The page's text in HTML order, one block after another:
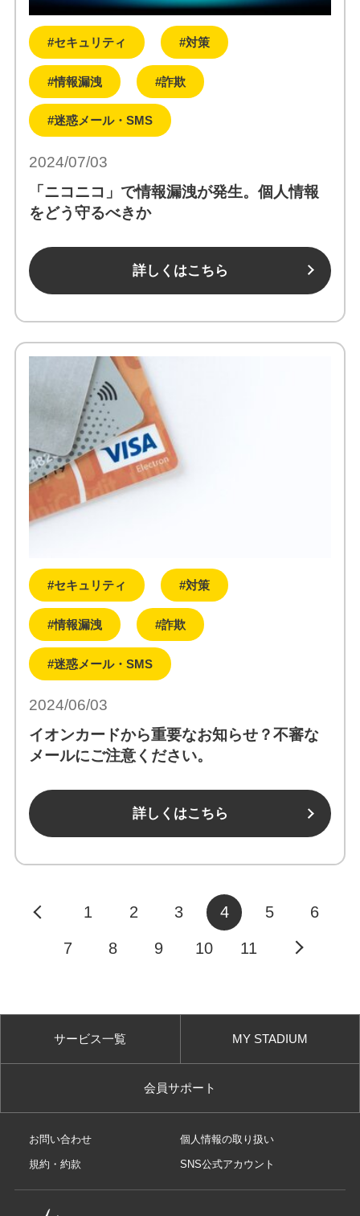
#セキュリティ #対策
#情報漏洩 #詐欺
#迷惑メール・SMS
2024/07/03
「ニコニコ」で情報漏洩が発生。個人情報
をどう守るべきか
詳しくはこちら
#セキュリティ #対策
#情報漏洩 #詐欺
#迷惑メール・SMS
2024/06/03
イオンカードから重要なお知らせ？不審な
メールにご注意ください。
詳しくはこちら
1 2 3 4 5 6
7 8 9 10 11
サービス一覧 MY STADIUM
会員サポート
お問い合わせ 個人情報の取り扱い
規約・約款 SNS公式アカウント